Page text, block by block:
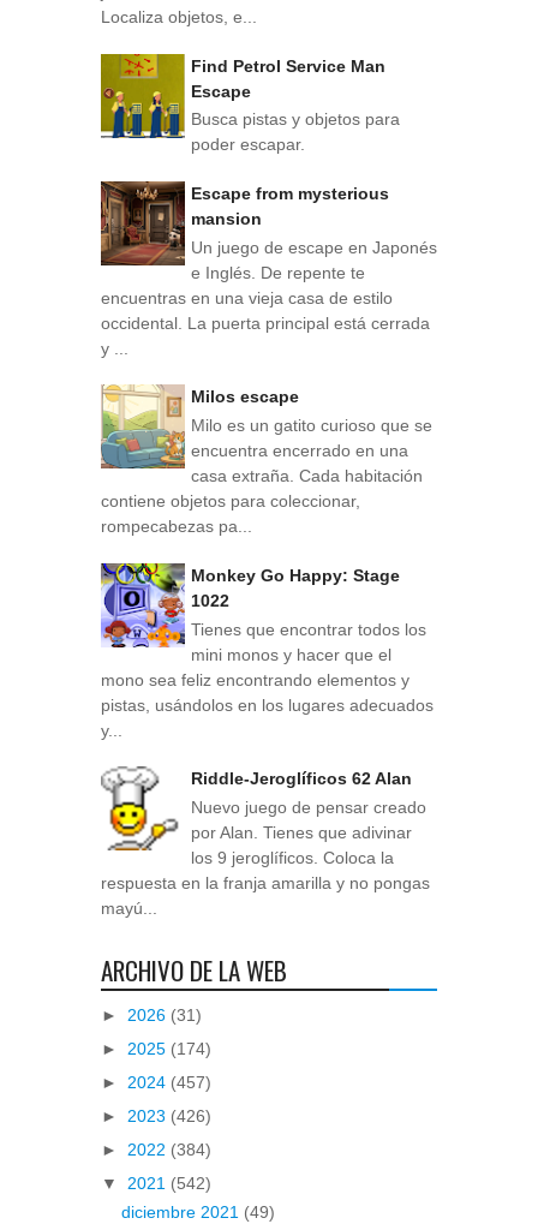
Localiza objetos, e...
Find Petrol Service Man
Escape
Busca pistas y objetos para
poder escapar.
Escape from mysterious
mansion
Un juego de escape en Japonés
e Inglés. De repente te
encuentras en una vieja casa de estilo
occidental. La puerta principal está cerrada
y ...
Milos escape
Milo es un gatito curioso que se
encuentra encerrado en una
casa extraña. Cada habitación
contiene objetos para coleccionar,
rompecabezas pa...
Monkey Go Happy: Stage
1022
Tienes que encontrar todos los
mini monos y hacer que el
mono sea feliz encontrando elementos y
pistas, usándolos en los lugares adecuados
y...
Riddle-Jeroglíficos 62 Alan
Nuevo juego de pensar creado
por Alan. Tienes que adivinar
los 9 jeroglíficos. Coloca la
respuesta en la franja amarilla y no pongas
mayú...
ARCHIVO DE LA WEB
► 2026 (31)
► 2025 (174)
► 2024 (457)
► 2023 (426)
► 2022 (384)
▼ 2021 (542)
diciembre 2021 (49)